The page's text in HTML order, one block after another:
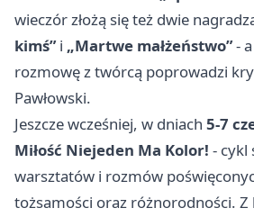
wieczór złożą się też dwie
kimś”i „Martwe małżeństwo”-
rozmowę z twórcą poprowadzi
Pawłowski.
Jeszcze wcześniej, w dniach 5-7
Miłość Niejeden Ma Kolor! - cykl
warsztatów i rozmów
tożsamości oraz różnorodności. Z